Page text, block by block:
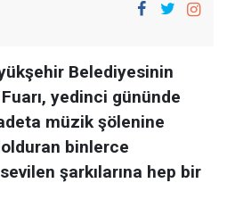
Belediyesinin
yedinci gününde
müzik şölenine
binlerce
şarkılarına hep bir